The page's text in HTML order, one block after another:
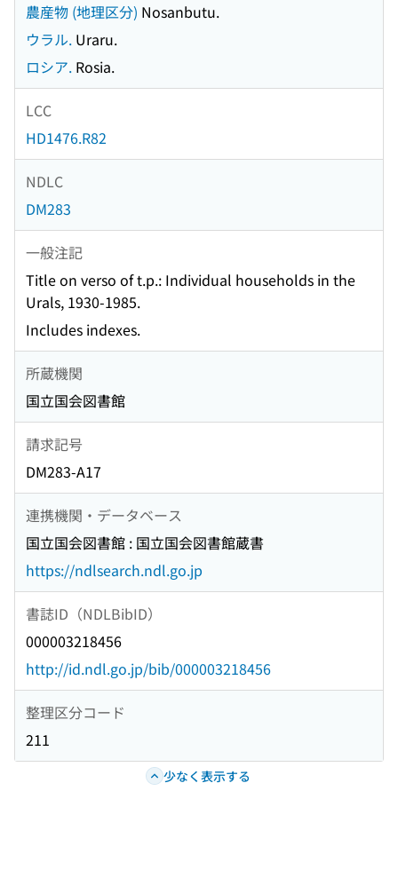
農産物 (地理区分) Nosanbutu.
ウラル. Uraru.
ロシア. Rosia.
LCC
HD1476.R82
NDLC
DM283
一般注記
Title on verso of t.p.: Individual households in the
Urals, 1930-1985.
Includes indexes.
所蔵機関
国立国会図書館
請求記号
DM283-A17
連携機関・データベース
国立国会図書館 : 国立国会図書館蔵書
https://ndlsearch.ndl.go.jp
書誌ID（NDLBibID）
000003218456
http://id.ndl.go.jp/bib/000003218456
整理区分コード
211
少なく表示する